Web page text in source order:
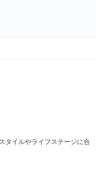
タイルやライフステージに合